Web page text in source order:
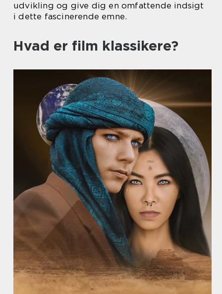
udvikling og give dig en omfattende indsigt
i dette fascinerende emne.
Hvad er film klassikere?